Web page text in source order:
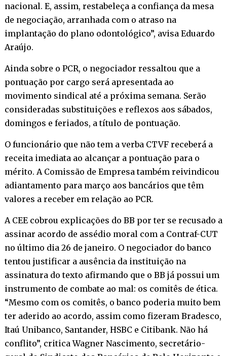
nacional. E, assim, restabeleça a confiança da mesa
de negociação, arranhada com o atraso na
implantação do plano odontológico”, avisa Eduardo
Araújo.
Ainda sobre o PCR, o negociador ressaltou que a
pontuação por cargo será apresentada ao
movimento sindical até a próxima semana. Serão
consideradas substituições e reflexos aos sábados,
domingos e feriados, a título de pontuação.
O funcionário que não tem a verba CTVF receberá a
receita imediata ao alcançar a pontuação para o
mérito. A Comissão de Empresa também reivindicou
adiantamento para março aos bancários que têm
valores a receber em relação ao PCR.
A CEE cobrou explicações do BB por ter se recusado a
assinar acordo de assédio moral com a Contraf-CUT
no último dia 26 de janeiro. O negociador do banco
tentou justificar a ausência da instituição na
assinatura do texto afirmando que o BB já possui um
instrumento de combate ao mal: os comitês de ética.
“Mesmo com os comitês, o banco poderia muito bem
ter aderido ao acordo, assim como fizeram Bradesco,
Itaú Unibanco, Santander, HSBC e Citibank. Não há
conflito”, critica Wagner Nascimento, secretário-